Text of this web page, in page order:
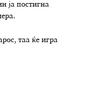
ја постигна
таа ќе игра